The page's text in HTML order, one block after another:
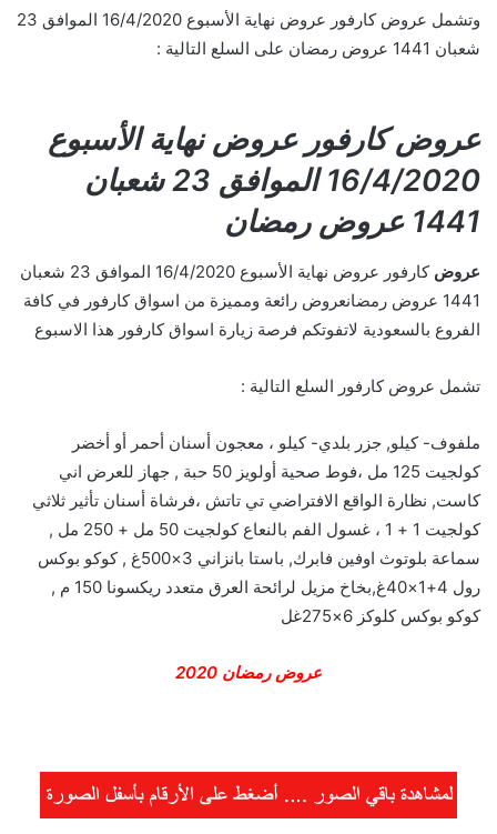
وتشمل عروض كارفور عروض نهاية الأسبوع 16/4/2020 الموافق 23
شعبان 1441 عروض رمضان على السلع التالية :
عروض كارفور عروض نهاية الأسبوع
16/4/2020 الموافق 23 شعبان
1441 عروض رمضان
عروض
كارفور عروض نهاية الأسبوع 16/4/2020 الموافق 23 شعبان
1441 عروض رمضانعروض رائعة ومميزة من اسواق كارفور في كافة
الفروع بالسعودية لاتفوتكم فرصة زيارة اسواق كارفور هذا الاسبوع
تشمل عروض كارفور السلع التالية :
ملفوف- كيلو, جزر بلدي- كيلو ، معجون أسنان أحمر أو أخضر
كولجيت 125 مل ،فوط صحية أولويز 50 حبة , جهاز للعرض اني
كاست, نظارة الواقع الافتراضي تي تاتش ،فرشاة أسنان تأثير ثلاثي
كولجيت 1 + 1 ، غسول الفم بالنعاع كولجيت 50 مل + 250 مل ,
سماعة بلوتوث اوفين فابرك, باستا بانزاني 3×500غ , كوكو بوكس
رول 4+1×40غ,بخاخ مزيل لرائحة العرق متعدد ريكسونا 150 م ,
كوكو بوكس كلوكز 6×275غل
عروض رمضان 2020